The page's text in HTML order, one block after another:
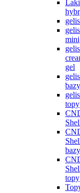
mini
gel
bazy
topy
bazy
topy